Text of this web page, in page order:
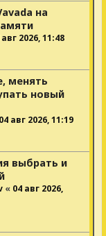
на
авг 2026, 11:48
менять
новый
04 авг 2026, 11:19
выбрать и
« 04 авг 2026,